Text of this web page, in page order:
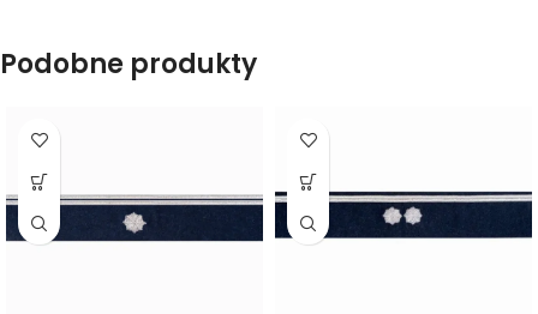
Podobne produkty